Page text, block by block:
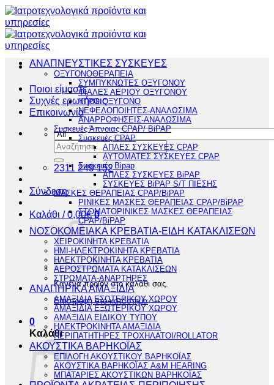
Μετάβαση
στο
περιεχόμενο
Ποιοι είμαστε
Συχνές ερωτήσεις
Επικοινωνία
Αναζήτηση
για:
2311 249 152
Σύνδεση
Καλάθι /0,00€ 0
Κανένα προϊόν στο καλάθι σας.
Επιστροφή στο κατάστημα
0
Καλάθι
ΑΝΑΠΝΕΥΣΤΙΚΕΣ ΣΥΣΚΕΥΕΣ
ΟΞΥΓΟΝΟΘΕΡΑΠΕΙΑ
ΣΥΜΠΥΚΝΩΤΕΣ ΟΞΥΓΟΝΟΥ
ΦΙΑΛΕΣ ΑΕΡΙΟΥ ΟΞΥΓΟΝΟΥ
ΥΓΡΟ ΟΞΥΓΟΝΟ
ΝΕΦΕΛΟΠΟΙΗΤΕΣ-ΑΝΑΛΩΣΙΜΑ
ΑΝΑΡΡΟΦΗΣΕΙΣ-ΑΝΑΛΩΣΙΜΑ
Συσκευές Άπνοιας CPAP/ BiPAP
Συσκευές CPAP
ΑΠΛΕΣ ΣΥΣΚΕΥΕΣ CPAP
ΑΥΤΟΜΑΤΕΣ ΣΥΣΚΕΥΕΣ CPAP
Συσκευές Bipap
ΑΠΛΕΣ ΣΥΣΚΕΥΕΣ BiPAP
ΣΥΣΚΕΥΕΣ BiPAP S/T ΠΙΕΣΗΣ
ΜΑΣΚΕΣ ΘΕΡΑΠΕΙΑΣ CPAP/BiPAP
ΡΙΝΙΚΕΣ ΜΑΣΚΕΣ ΘΕΡΑΠΕΙΑΣ CPAP/BiPAP
ΣΤΟΜΑΤΟΡΙΝΙΚΕΣ ΜΑΣΚΕΣ ΘΕΡΑΠΕΙΑΣ
CPAP/BiPAP
ΝΟΣΟΚΟΜΕΙΑΚΑ ΚΡΕΒΑΤΙΑ-ΕΙΔΗ ΚΑΤΑΚΛΙΣΕΩΝ
ΧΕΙΡΟΚΙΝΗΤΑ ΚΡΕΒΑΤΙΑ
ΗΜΙ-ΗΛΕΚΤΡΟΚΙΝΗΤΑ ΚΡΕΒΑΤΙΑ
ΗΛΕΚΤΡΟΚΙΝΗΤΑ ΚΡΕΒΑΤΙΑ
ΑΕΡΟΣΤΡΩΜΑΤΑ ΚΑΤΑΚΛΙΣΕΩΝ
ΣΤΡΩΜΑΤΑ-ΑΝΑΡΤΗΡΕΣ
ΑΝΑΠΗΡΙΚΑ ΑΜΑΞΙΔΙΑ
ΑΜΑΞΙΔΙΑ ΕΣΩΤΕΡΙΚΟΥ ΧΩΡΟΥ
ΑΜΑΞΙΔΙΑ ΕΞΩΤΕΡΙΚΟΥ ΧΩΡΟΥ
ΑΜΑΞΙΔΙΑ ΕΙΔΙΚΟΥ ΤΥΠΟΥ
ΗΛΕΚΤΡΟΚΙΝΗΤΑ ΑΜΑΞΙΔΙΑ
ΠΕΡΙΠΑΤΗΤΗΡΕΣ ΤΡΟΧΗΛΑΤΟΙ/ROLLATOR
ΑΚΟΥΣΤΙΚΑ ΒΑΡΗΚΟΪΑΣ
ΕΠΙΛΟΓΗ ΑΚΟΥΣΤΙΚΟΥ ΒΑΡΗΚΟΪΑΣ
ΑΚΟΥΣΤΙΚΑ ΒΑΡΗΚΟΪΑΣ A&M HEARING
ΜΠΑΤΑΡΙΕΣ ΑΚΟΥΣΤΙΚΩΝ ΒΑΡΗΚΟΪΑΣ